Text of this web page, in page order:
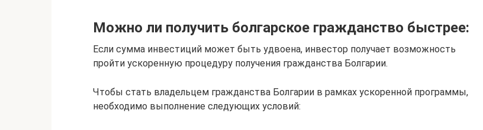
Можно ли получить болгарское гражданство быстрее:
Если сумма инвестиций может быть удвоена, инвестор получает возможность
пройти ускоренную процедуру получения гражданства Болгарии.
Чтобы стать владельцем гражданства Болгарии в рамках ускоренной программы,
необходимо выполнение следующих условий: